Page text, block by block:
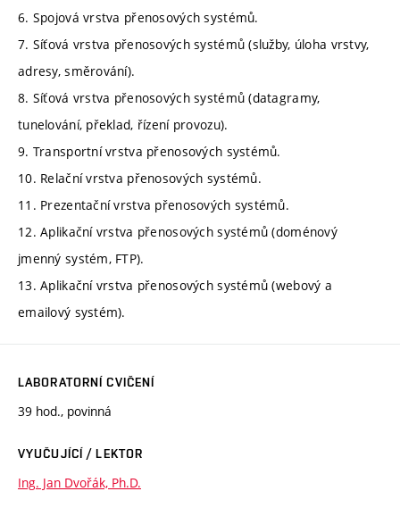
6. Spojová vrstva přenosových systémů.
7. Síťová vrstva přenosových systémů (služby, úloha vrstvy,
adresy, směrování).
8. Síťová vrstva přenosových systémů (datagramy,
tunelování, překlad, řízení provozu).
9. Transportní vrstva přenosových systémů.
10. Relační vrstva přenosových systémů.
11. Prezentační vrstva přenosových systémů.
12. Aplikační vrstva přenosových systémů (doménový
jmenný systém, FTP).
13. Aplikační vrstva přenosových systémů (webový a
emailový systém).
LABORATORNÍ CVIČENÍ
39 hod., povinná
VYUČUJÍCÍ / LEKTOR
Ing. Jan Dvořák, Ph.D.